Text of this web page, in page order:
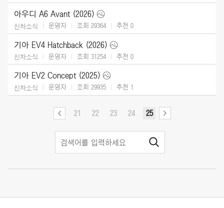
아우디 A6 Avant (2026)
신차소식 운영자 조회 29364 추천 0
기아 EV4 Hatchback (2026)
신차소식 운영자 조회 31254 추천 0
기아 EV2 Concept (2025)
신차소식 운영자 조회 29935 추천 1
21 22 23 24 25